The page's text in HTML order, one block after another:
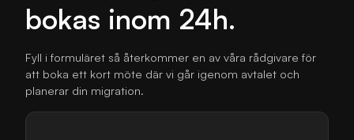
bokas inom 24h.
Fyll i formuläret så återkommer en av våra rådgivare för
att boka ett kort möte där vi går igenom avtalet och
planerar din migration.